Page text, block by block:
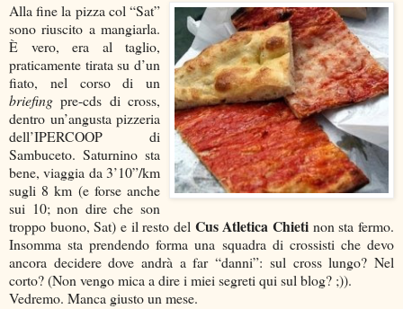
Alla fine la pizza col “Sat”
sono riuscito a mangiarla.
È vero, era al taglio,
praticamente tirata su d’un
fiato, nel corso di un
briefing pre-cds di cross,
dentro un’angusta pizzeria
dell’IPERCOOP di
Sambuceto. Saturnino sta
bene, viaggia da 3’10”/km
sugli 8 km (e forse anche
sui 10; non dire che son
troppo buono, Sat) e il resto del Cus Atletica Chieti non sta fermo.
Insomma sta prendendo forma una squadra di crossisti che devo
ancora decidere dove andrà a far “danni”: sul cross lungo? Nel
corto? (Non vengo mica a dire i miei segreti qui sul blog? ;)).
Vedremo. Manca giusto un mese.